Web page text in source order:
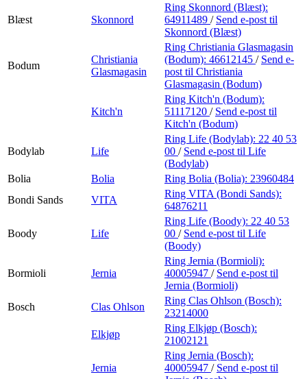
Blæst Skonnord
Ring Skonnord (Blæst):
64911489 / Send e-post til
Skonnord (Blæst)
Bodum
Christiania
Glasmagasin
Ring Christiania Glasmagasin
(Bodum): 46612145 / Send e-
post til Christiania
Glasmagasin (Bodum)
Kitch'n
Ring Kitch'n (Bodum):
51117120 / Send e-post til
Kitch'n (Bodum)
Bodylab Life
Ring Life (Bodylab): 22 40 53
00 / Send e-post til Life
(Bodylab)
Bolia
Bolia Ring Bolia (Bolia): 23960484
Bondi Sands
VITA
Ring VITA (Bondi Sands):
64876211
Boody Life
Ring Life (Boody): 22 40 53
00 / Send e-post til Life
(Boody)
Bormioli Jernia
Ring Jernia (Bormioli):
40005947 / Send e-post til
Jernia (Bormioli)
Bosch
Clas Ohlson
Ring Clas Ohlson (Bosch):
23214000
Elkjøp
Ring Elkjøp (Bosch):
21002121
Jernia
Ring Jernia (Bosch):
40005947 / Send e-post til